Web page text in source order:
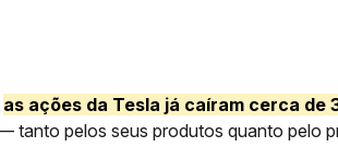
as ações da Tesla já caíram cerca de
tanto pelos seus produtos quanto pelo